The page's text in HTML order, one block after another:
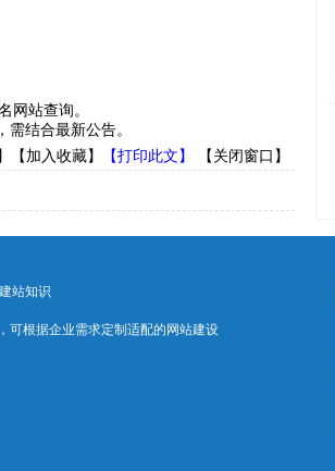
网站查询。‌‌‌‌
结合最新公告。‌‌
【加入收藏】 【打印此文】 【关闭窗口】
建站知识
可根据企业需求定制适配的网站建设